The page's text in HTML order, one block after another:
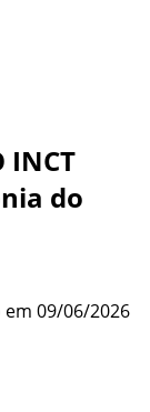
INCT
do
em 09/06/2026